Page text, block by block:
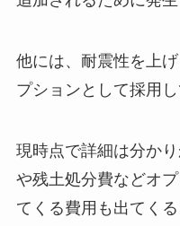
他には、耐震性を上
プションとして採用し
現時点で詳細は分か
や残土処分費などオ
てくる費用も出てくる